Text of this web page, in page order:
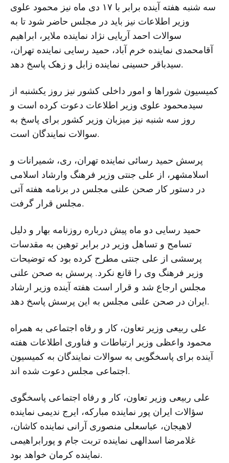
سه شنبه هفته آینده برابر با ۱۷ دی ماه نیز محمود علوی
وزیر اطلاعات نیز باید در مجلس حاضر شود تا به
سوالات احمد آریایی نژاد نماینده ملایر، ابراهیم
آقامحمدی نماینده خرم آباد، حمید رسایی نماینده تهران،
سیدباقر حسینی نماینده زابل و زهک پاسخ دهد.
کمیسیون شوراها و امور داخلی کشور نیز روز یکشنبه از
سیدمحمود علوی وزیر اطلاعات دعوت کرده است و
روز سه شنبه نیز میزبان وزیر کشور برای پاسخ به
سوالات نمایندگان است.
پرسش حمید رسائی نماینده تهران، ری، شمیرانات و
اسلامشهر، از علی جنتی وزیر فرهنگ وارشاد اسلامی
در دستور کار صحن علنی مجلس در برنامه هفته آتی
مجلس قرار گرفت.
حمید رسایی دو ماه پیش درباره روزنامه بهار و دلیل
تسامح و تساهل وزیر در برابر توهین به مقدسات
پرسشی از علی جنتی مطرح کرده بود که توضیحات
وزیر فرهنگ وی را قانع نکرد. پرسش به صحن علنی
مجلس ارجاع شد و قرار است هفته آینده وزیر ارشاد
ایران در صحن علنی مجلس به این پرسش پاسخ دهد.
علی ربیعی وزیر تعاون، کار و رفاه اجتماعی به همراه
محمود واعظی وزیر ارتباطات و فناوری اطلاعات هفته
آینده برای پاسخگویی به سوالات نمایندگان به کمیسیون
اجتماعی مجلس دعوت شده اند.
علی ربیعی وزیر تعاون، کار و رفاه اجتماعی پاسخگوی
سؤالات ایران پور نماینده مبارکه، ایرج ندیمی نماینده
لاهیجان، عباسعلی منصوری آرانی نماینده کاشان،
غلامرضا اسدالهی نماینده تربت جام و پورابراهیمی
نماینده کرمان خواهد بود.